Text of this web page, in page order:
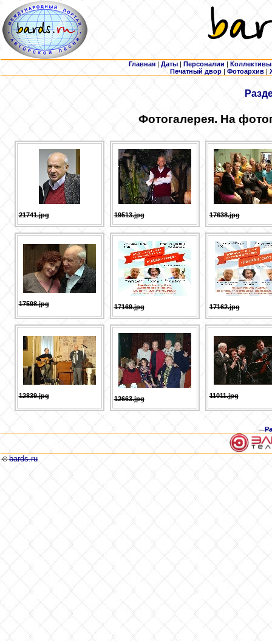
Главная | Даты | Персоналии | Коллективы
Печатный двор |Фотоархив |
Фотогалерея. На
21741.jpg 19513.jpg 17638.jpg
17598.jpg 17169.jpg 17162.jpg
12839.jpg 12663.jpg 11011.jpg
©bards.ru